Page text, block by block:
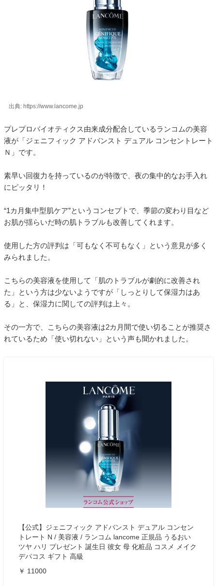
出典: https://www.lancome.jp
プレプロバイオティクス由来成分配合しているランコムの美容
液が「ジェニフィック アドバンスト デュアル コンセントレート
Ｎ」です。
素早い回復力を持っているのが特徴で、夜の集中的なお手入れ
にピッタリ！
“1カ月集中型肌ケア”というコンセプトで、季節の変わり目など
お肌が揺らいだ時の肌トラブルも改善してくれます。
使用した方の評判は「可もなく不可もなく」という意見が多く
みられました。
こちらの美容液を使用して「肌のトラブルが劇的に改善され
た」という方は少ないようですが「しっとりして保湿力はあ
る」と、保湿力に関しての評判は上々。
その一方で、こちらの美容液は2カ月間で使い切ることが推奨さ
れているため「使い切れない」という声も聞かれました。
【公式】ジェニフィック アドバンスト デュアル コンセン
トレート N / 美容液 / ランコム lancome 正規品 うるおい
ツヤ ハリ プレゼント 誕生日 彼女 母 化粧品 コスメ メイク
デパコス ギフト 高級
￥ 11000